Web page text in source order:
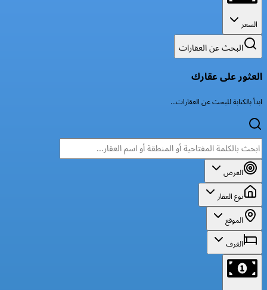
السعر
البحث عن العقارات
العثور على عقارك
ابدأ بالكتابة للبحث عن العقارات...
الغرض
نوع العقار
الموقع
الغرف